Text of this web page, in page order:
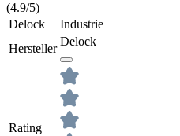
(4.9/5)
Delock
Industrie
Hersteller
Delock
Rating